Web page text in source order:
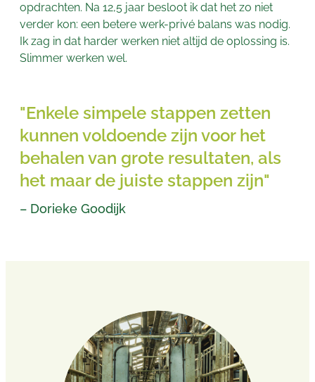
opdrachten. Na 12,5 jaar besloot ik dat het zo niet
verder kon: een betere werk-privé balans was nodig.
Ik zag in dat harder werken niet altijd de oplossing is.
Slimmer werken wel.
"Enkele simpele stappen zetten
kunnen voldoende zijn voor het
behalen van grote resultaten, als
het maar de juiste stappen zijn"
– Dorieke Goodijk